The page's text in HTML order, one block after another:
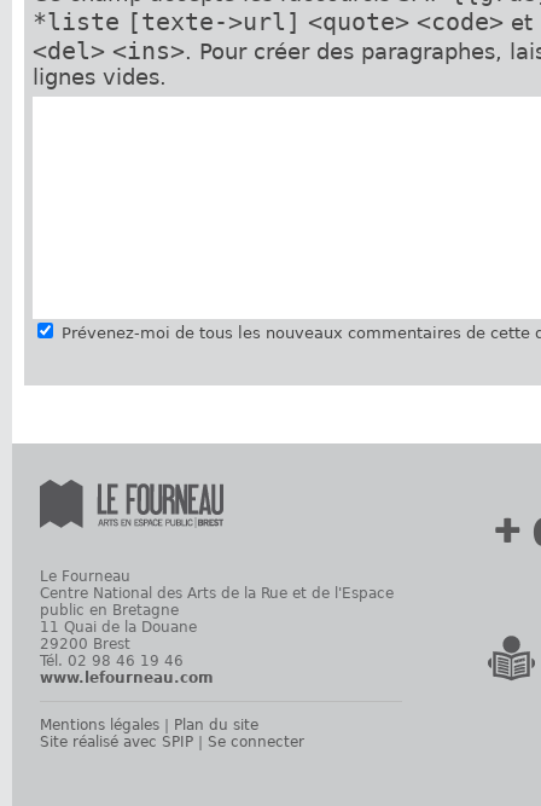
*liste [texte->url] <quote> <code>et
<del> <ins>. Pour créer des paragraphes,
lignes vides.
Prévenez-moi de tous les nouveaux commentaires de cette
Le Fourneau
Centre National des Arts de la Rue et de l'Espace
public en Bretagne
11 Quai de la Douane
29200 Brest
Tél. 02 98 46 19 46
www.lefourneau.com
Mentions légales | Plan du site
Site réalisé avec SPIP | Se connecter
+